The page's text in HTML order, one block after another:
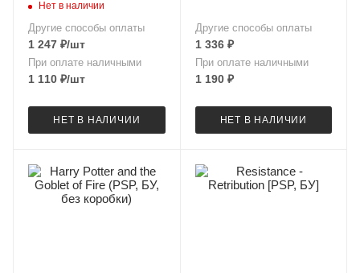
Нет в наличии
Другие способы оплаты
1 247 ₽/шт
При оплате наличными
1 110 ₽/шт
НЕТ В НАЛИЧИИ
Другие способы оплаты
1 336₽
При оплате наличными
1 190₽
НЕТ В НАЛИЧИИ